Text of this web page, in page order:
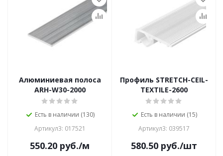
Алюминиевая полоса
ARH-W30-2000
Есть в наличии (130)
Артикул3: 017521
550.20 руб./м
Профиль STRETCH-CEIL-
TEXTILE-2600
Есть в наличии (15)
Артикул3: 039517
580.50руб./шт